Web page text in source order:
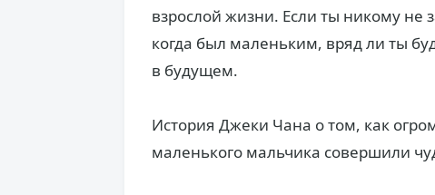
взрослой жизни. Если ты никому не
когда был маленьким, вряд ли ты
в будущем.
История Джеки Чана о том, как
маленького мальчика совершили